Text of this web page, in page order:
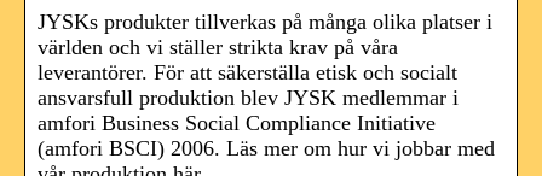
JYSKs produkter tillverkas på många olika platser i
världen och vi ställer strikta krav på våra
leverantörer. För att säkerställa etisk och socialt
ansvarsfull produktion blev JYSK medlemmar i
amfori Business Social Compliance Initiative
(amfori BSCI) 2006. Läs mer om hur vi jobbar med